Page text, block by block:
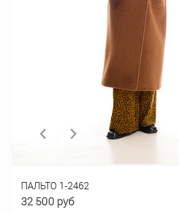
ПАЛЬТО 1-2462
32 500 руб